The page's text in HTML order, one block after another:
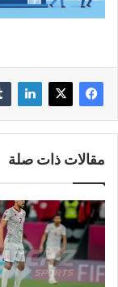
مقالات ذات صلة